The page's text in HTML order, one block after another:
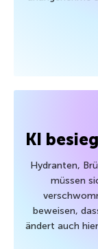
KI
Hydranten,
müssen
beweisen,
ändert auch